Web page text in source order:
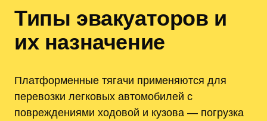
Типы эвакуаторов и
их назначение
Платформенные тягачи применяются для
перевозки легковых автомобилей с
повреждениями ходовой и кузова — погрузка